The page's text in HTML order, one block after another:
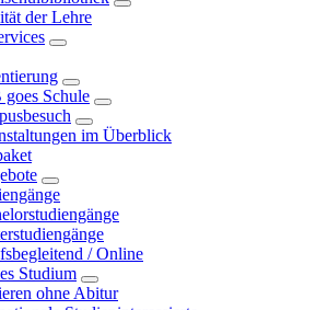
der Lehre
Schule
im Überblick
/ Online
Studium
ohne Abitur